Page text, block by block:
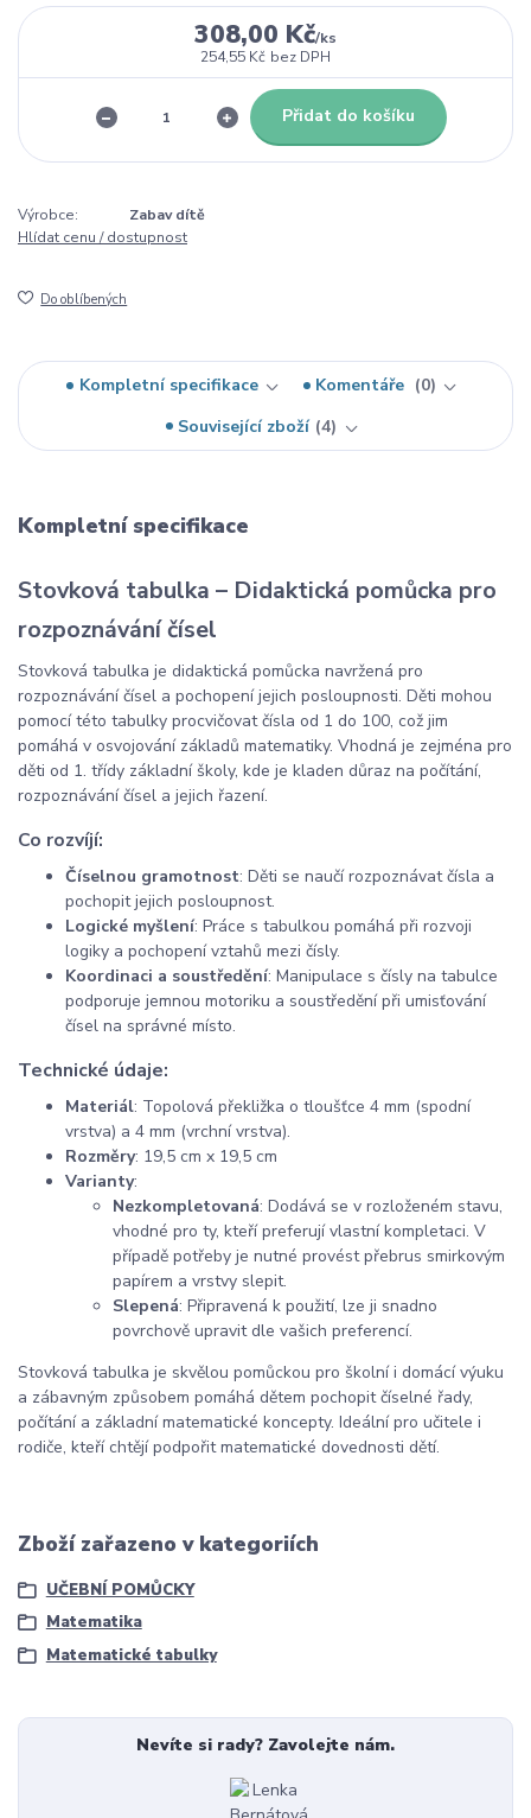
308,00 Kč/ks
254,55 Kč bez DPH
Přidat do košíku
Výrobce:
Zabav dítě
Hlídat cenu / dostupnost
Do oblíbených
Kompletní specifikace Komentáře
0
Související zboží 4
Kompletní specifikace
Stovková tabulka – Didaktická pomůcka pro
rozpoznávání čísel
Stovková tabulka je didaktická pomůcka navržená pro
rozpoznávání čísel a pochopení jejich posloupnosti. Děti mohou
pomocí této tabulky procvičovat čísla od 1 do 100, což jim
pomáhá v osvojování základů matematiky. Vhodná je zejména pro
děti od 1. třídy základní školy, kde je kladen důraz na počítání,
rozpoznávání čísel a jejich řazení.
Co rozvíjí:
Číselnou gramotnost: Děti se naučí rozpoznávat čísla a
pochopit jejich posloupnost.
Logické myšlení: Práce s tabulkou pomáhá při rozvoji
logiky a pochopení vztahů mezi čísly.
Koordinaci a soustředění: Manipulace s čísly na tabulce
podporuje jemnou motoriku a soustředění při umisťování
čísel na správné místo.
Technické údaje:
Materiál: Topolová překližka o tloušťce 4 mm (spodní
vrstva) a 4 mm (vrchní vrstva).
Rozměry: 19,5 cm x 19,5 cm
Varianty:
Nezkompletovaná: Dodává se v rozloženém stavu,
vhodné pro ty, kteří preferují vlastní kompletaci. V
případě potřeby je nutné provést přebrus smirkovým
papírem a vrstvy slepit.
Slepená: Připravená k použití, lze ji snadno
povrchově upravit dle vašich preferencí.
Stovková tabulka je skvělou pomůckou pro školní i domácí výuku
a zábavným způsobem pomáhá dětem pochopit číselné řady,
počítání a základní matematické koncepty. Ideální pro učitele i
rodiče, kteří chtějí podpořit matematické dovednosti dětí.
Zboží zařazeno v kategoriích
UČEBNÍ POMŮCKY
Matematika
Matematické tabulky
Nevíte si rady? Zavolejte nám.